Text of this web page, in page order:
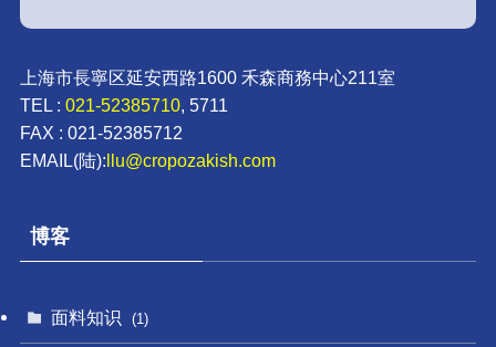
上海市長寧区延安西路1600 禾森商務中心211室
TEL : 021-52385710, 5711
FAX : 021-52385712
EMAIL(陆): llu@cropozakish.com
博客
面料知识 (1)